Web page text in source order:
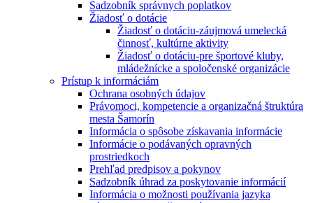
Sadzobník správnych poplatkov
Žiadosť o dotácie
Žiadosť o dotáciu-záujmová umelecká
činnosť, kultúrne aktivity
Žiadosť o dotáciu-pre športové kluby,
mládežnícke a spoločenské organizácie
Prístup k informáciám
Ochrana osobných údajov
Právomoci, kompetencie a organizačná štruktúra
mesta Šamorín
Informácia o spôsobe získavania informácie
Informácie o podávaných opravných
prostriedkoch
Prehľad predpisov a pokynov
Sadzobník úhrad za poskytovanie informácií
Informácia o možnosti používania jazyka